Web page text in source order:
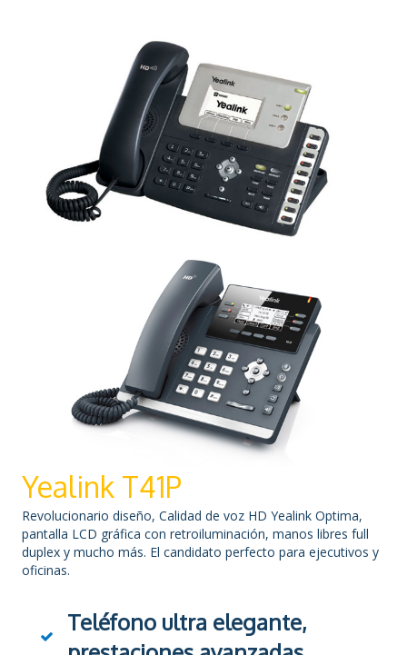
Yealink T41P
Revolucionario diseño, Calidad de voz HD Yealink Optima,
pantalla LCD gráfica con retroiluminación, manos libres full
duplex y mucho más. El candidato perfecto para ejecutivos y
oficinas.
Teléfono ultra elegante,